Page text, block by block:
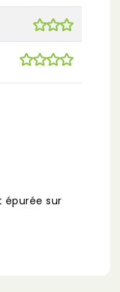
épurée sur